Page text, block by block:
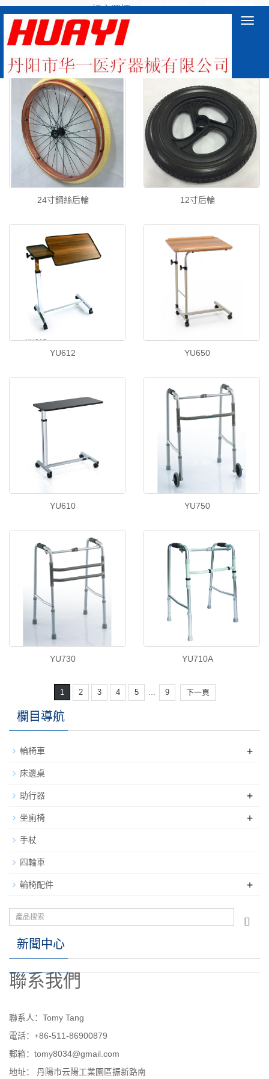
語言選擇： ∷
產品中心
24寸鋼絲后輪 12寸后輪
YU612 YU650
YU610 YU750
YU730 YU710A
1 2 3 4 5 9 下一頁
欄目導航
輪椅車 +
床邊桌
助行器 +
坐廁椅 +
手杖
四輪車
輪椅配件 +
新聞中心
聯系我們
聯系人：Tomy Tang
電話：+86-511-86900879
郵箱：tomy8034@gmail.com
地址： 丹陽市云陽工業園區振新路南